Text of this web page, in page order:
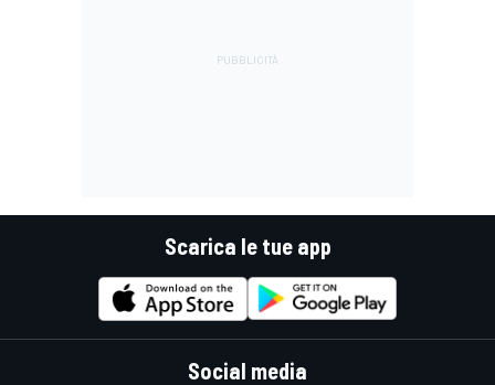
Scarica le tue app
Social media